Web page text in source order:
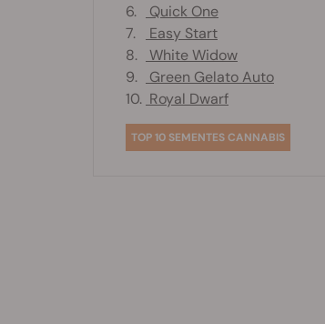
6.
Quick One
7.
Easy Start
8.
White Widow
9.
Green Gelato Auto
10. Royal Dwarf
TOP 10 SEMENTES CANNABIS